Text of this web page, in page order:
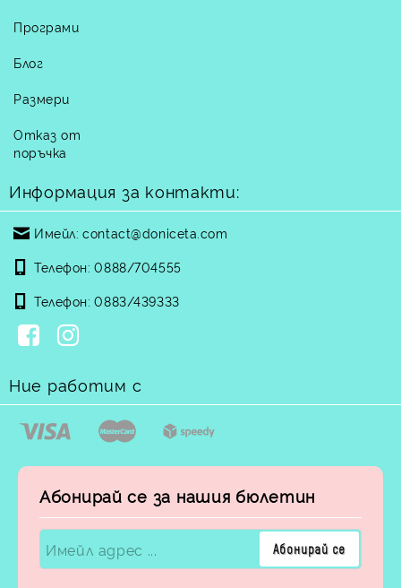
Програми
Блог
Размери
Отказ от
поръчка
Информация за контакти:
Имейл: contact@doniceta.com
Телефон: 0888/704555
Телефон: 0883/439333
Ние работим с
Абонирай се за нашия бюлетин